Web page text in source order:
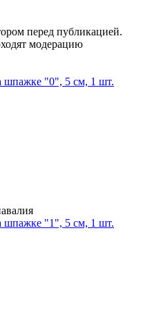
перед публикацией.
модерацию
шпажке "0", 5 см, 1 шт.
шпажке "1", 5 см, 1 шт.